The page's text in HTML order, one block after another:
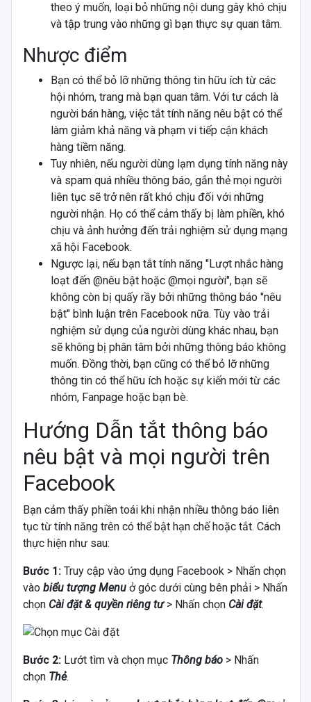
theo ý muốn, loại bỏ những nội dung gây khó chịu
và tập trung vào những gì bạn thực sự quan tâm.
Nhược điểm
Bạn có thể bỏ lỡ những thông tin hữu ích từ các
hội nhóm, trang mà bạn quan tâm. Với tư cách là
người bán hàng, việc tắt tính năng nêu bật có thể
làm giảm khả năng và phạm vi tiếp cận khách
hàng tiềm năng.
Tuy nhiên, nếu người dùng lạm dụng tính năng này
và spam quá nhiều thông báo, gắn thẻ mọi người
liên tục sẽ trở nên rất khó chịu đối với những
người nhận. Họ có thể cảm thấy bị làm phiền, khó
chịu và ảnh hưởng đến trải nghiệm sử dụng mạng
xã hội Facebook.
Ngược lại, nếu bạn tắt tính năng "Lượt nhắc hàng
loạt đến @nêu bật hoặc @mọi người", bạn sẽ
không còn bị quấy rầy bởi những thông báo "nêu
bật" bình luận trên Facebook nữa. Tùy vào trải
nghiệm sử dụng của người dùng khác nhau, bạn
sẽ không bị phân tâm bởi những thông báo không
muốn. Đồng thời, bạn cũng có thể bỏ lỡ những
thông tin có thể hữu ích hoặc sự kiến mới từ các
nhóm, Fanpage hoặc bạn bè.
Hướng Dẫn tắt thông báo
nêu bật và mọi người trên
Facebook
Bạn cảm thấy phiền toái khi nhận nhiều thông báo liên
tục từ tính năng trên có thể bật hạn chế hoặc tắt. Cách
thực hiện như sau:
Bước 1:Truy cập vào ứng dụng Facebook > Nhấn chọn
vào biểu tượng Menuở góc dưới cùng bên phải > Nhấn
chọn Cài đặt & quyền riêng tư> Nhấn chọn Cài đặt.
Bước 2: Lướt tìm và chọn mục Thông báo > Nhấn
chọn Thẻ.